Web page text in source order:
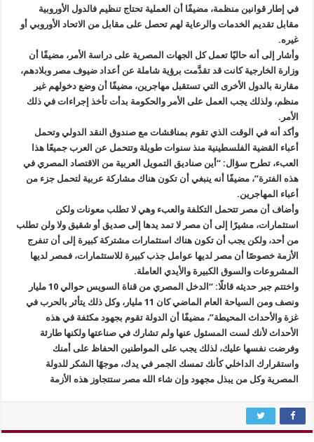
في إطار قوانين منظمة، مضيفًا أن العملية تحتاج تنظيم فالدول الأوروبية
مقابل تقديم الخدمات والرعاية لهم تحصل على مقابل من الاتحاد الأوروبي أو
غيره.
وأشار إلى أنه حاليًا تعمل كل الجهات المصرية على دراسة الأمر، مضيفًا أن
وزارة الخارجية كانت قد تقدَّمت برؤية شاملة عن أعداد ضيوف مصر وبلادهم،
مقارنة بالدول الأخرى التي تستقبل مهاجرين، مضيفًا أن وضع دخولهم غير
منظم، ولذلك يجب العمل على الأمر والحكومة بدأت تأخذ إجراءات في ذلك
الأمر.
وأكد أنه في الوقت الذي تقوم بمناقشات مع صندوق النقد الدولي وتحمل
أعباء القضية الفلسطينية منذ سنوات طويلة وتتحمل عن العرب جميعًا هذا
العبء، تطرح سؤال: “أين صناديق التمويل العربية من الاقتصاد المصري في
هذه الفترة”، مضيفًا أنه ينبغي أن تكون هناك مشاركة عربية لتحمل جزء من
أعباء المهاجرين.
وأضاف أن مصر تتحمل التكلفة والعبء وهي لا تطلب معونات ولكن
استثمارات، مشيرًا إلى أن مصر لا تمد يدها إلى صديق أو شقيق ولا ولن تطلب
من أحد، ولكن يجب أن تكون هناك استثمارات مشتركة كبيرة إلى أن تنفرج
الأزمة خصوصًا أن مصر لديها عوامل جذب كبيرة للاستثمارات، فمصر لديها
المشروعات والسوق الكبيرة والأيدي العاملة.
واختتم جبر حديثه قائلًا: “الدخل المصري من قناة السويس حوالي 10 مليار
ونصف ومن السياحة العام الماضي كان 11 مليار، وكل ذلك يتأثر بالحرب في
غزة والأحداث المحيطة”، مضيفًا أن الدولة تقوم بجهود مكثفة في هذه
الأحداث لأنك لست المسئول عنها ولم تشارك في صناعتها ولكنها طارئة
وفرضت نفسها عليك، لذلك يجب على المواطنين الحفاظ على أمنك
واستقرارك الداخلي كأنك تمسك الجمر في يدك، موجهًا الشكر للدولة
المصرية وكل من يبذل مجهود وإن شاء الله مصر ستتجاوز هذه الأزمة